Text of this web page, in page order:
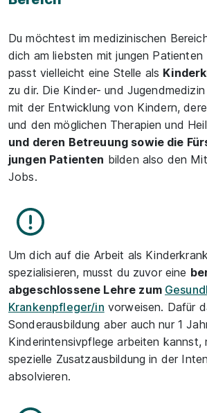
Du möchtest im medizinischen
dich am liebsten mit jungen Patienten
passt vielleicht eine Stelle als
zu dir. Die Kinder- und
mit der Entwicklung von Kindern,
und den möglichen Therapien und
und deren Betreuung sowie die
jungen Patienten bilden also den
Jobs.
Um dich auf die Arbeit als
spezialisieren, musst du zuvor eine
abgeschlossene Lehre zum
Krankenpfleger/in vorweisen. Dafür
Sonderausbildung aber auch nur 1
Kinderintensivpflege arbeiten kannst,
spezielle Zusatzausbildung in der
absolvieren.